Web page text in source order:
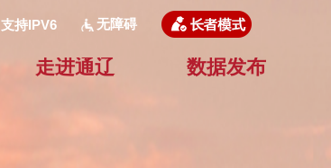
支持IPV6 无障碍
走进通辽 数据发布